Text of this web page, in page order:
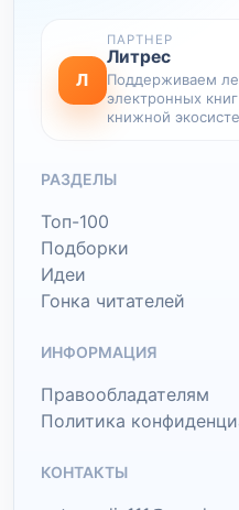
Л
ПАРТНЕР
Литрес
Поддерживаем
электронных
книжной
РАЗДЕЛЫ
Топ-100
Подборки
Идеи
Гонка читателей
ИНФОРМАЦИЯ
Правообладателям
Политика
КОНТАКТЫ